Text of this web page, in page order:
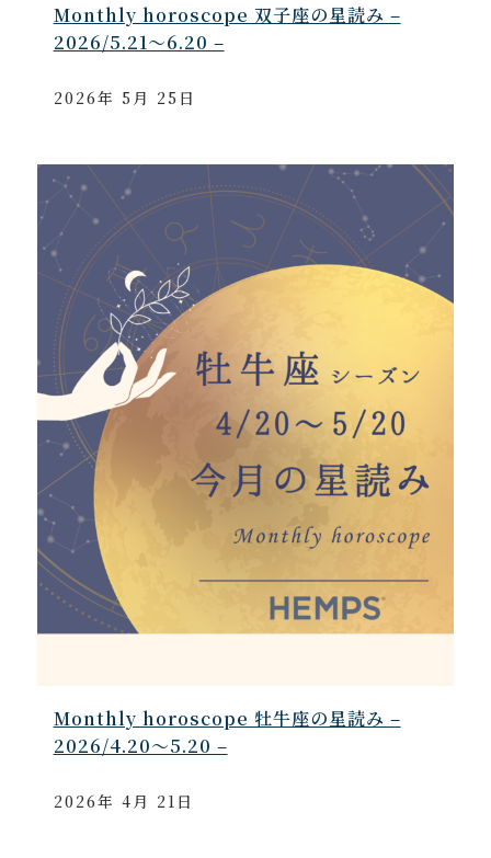
Monthly horoscope 双子座の星読み –
2026/5.21～6.20 –
2026年 5月 25日
Monthly horoscope 牡牛座の星読み –
2026/4.20～5.20 –
2026年 4月 21日